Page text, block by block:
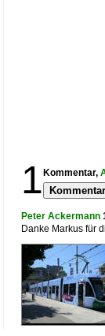
1 Kommentar,
Peter Ackermann
Danke Markus für